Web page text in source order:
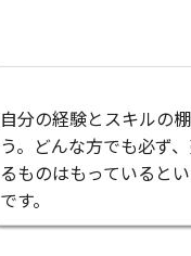
自分の経験とスキルの
う。どんな方でも必ず
るものはもっていると
です。